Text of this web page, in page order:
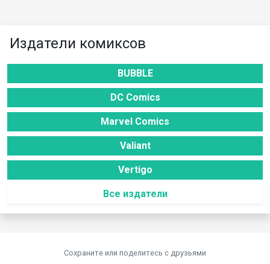
Издатели комиксов
BUBBLE
DC Comics
Marvel Comics
Valiant
Vertigo
Все издатели
Сохраните или поделитесь c друзьями